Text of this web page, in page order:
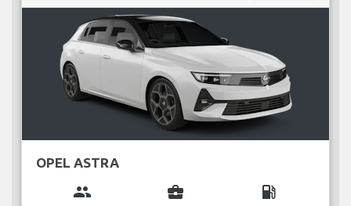
OPEL ASTRA
group business_center local_gas_station